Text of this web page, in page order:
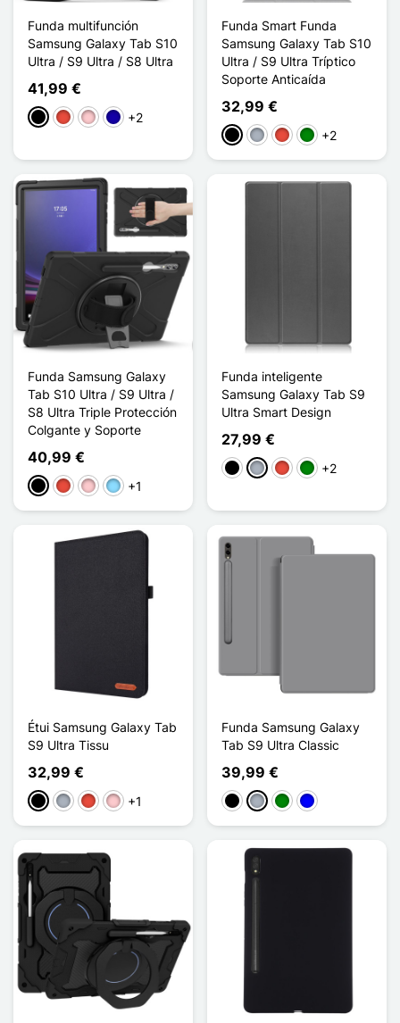
Funda multifunción
Samsung Galaxy Tab S10
Ultra / S9 Ultra / S8 Ultra
41,99 €
NegroRojoRosaAzul oscuro
+2
Funda Smart Funda
Samsung Galaxy Tab S10
Ultra / S9 Ultra Tríptico
Soporte Anticaída
32,99 €
NegroGris RojoVerde
+2
Funda Samsung Galaxy
Tab S10 Ultra / S9 Ultra /
S8 Ultra Triple Protección
Colgante y Soporte
40,99 €
NegroRojoRosaAzul claro
+1
Funda inteligente
Samsung Galaxy Tab S9
Ultra Smart Design
27,99 €
Negro
Gris RojoVerde
+2
Étui Samsung Galaxy Tab
S9 Ultra Tissu
32,99 €
NegroGris RojoRosa+1
Funda Samsung Galaxy
Tab S9 Ultra Classic
39,99 €
Negro
Gris VerdeAzul